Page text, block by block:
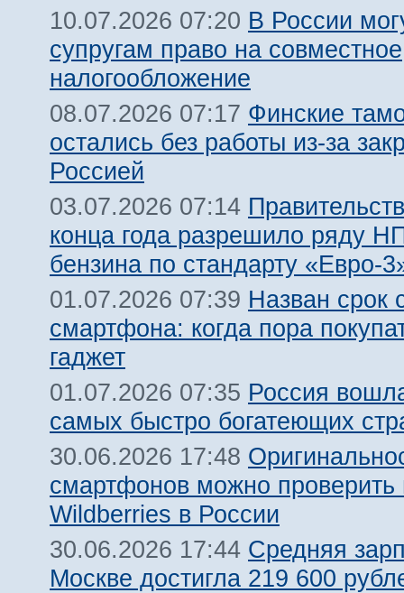
10.07.2026 07:20 В России
супругам право на совместное
налогообложение
08.07.2026 07:17 Финские
остались без работы из-за
Россией
03.07.2026 07:14
конца года разрешило ряду
бензина по стандарту «Евро-
01.07.2026 07:39 Назван срок
смартфона: когда пора
гаджет
01.07.2026 07:35 Россия
самых быстро богатеющих
30.06.2026 17:48
смартфонов можно проверить
Wildberries в России
30.06.2026 17:44 Средняя
Москве достигла 219 600